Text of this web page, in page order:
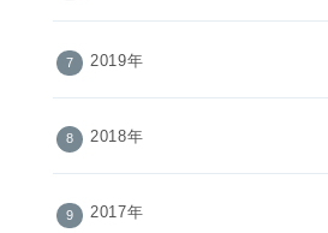
2019年
2018年
2017年